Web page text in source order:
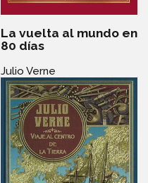
La vuelta al mundo en
80 días
Julio Verne